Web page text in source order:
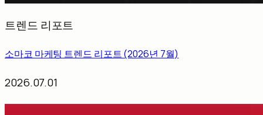
트렌드 리포트
소마코 마케팅 트렌드 리포트 (2026년 7월)
2026.07.01